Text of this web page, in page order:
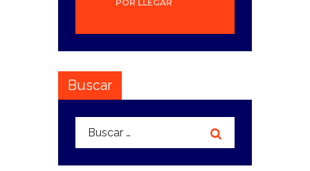
POR LLEGAR
Buscar
Buscar: